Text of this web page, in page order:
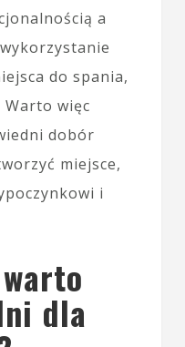
a
do spania,
więc
dobór
miejsce,
i
dla